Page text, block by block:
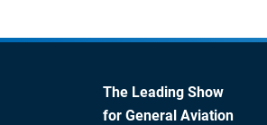
The Leading Show
for General Aviation